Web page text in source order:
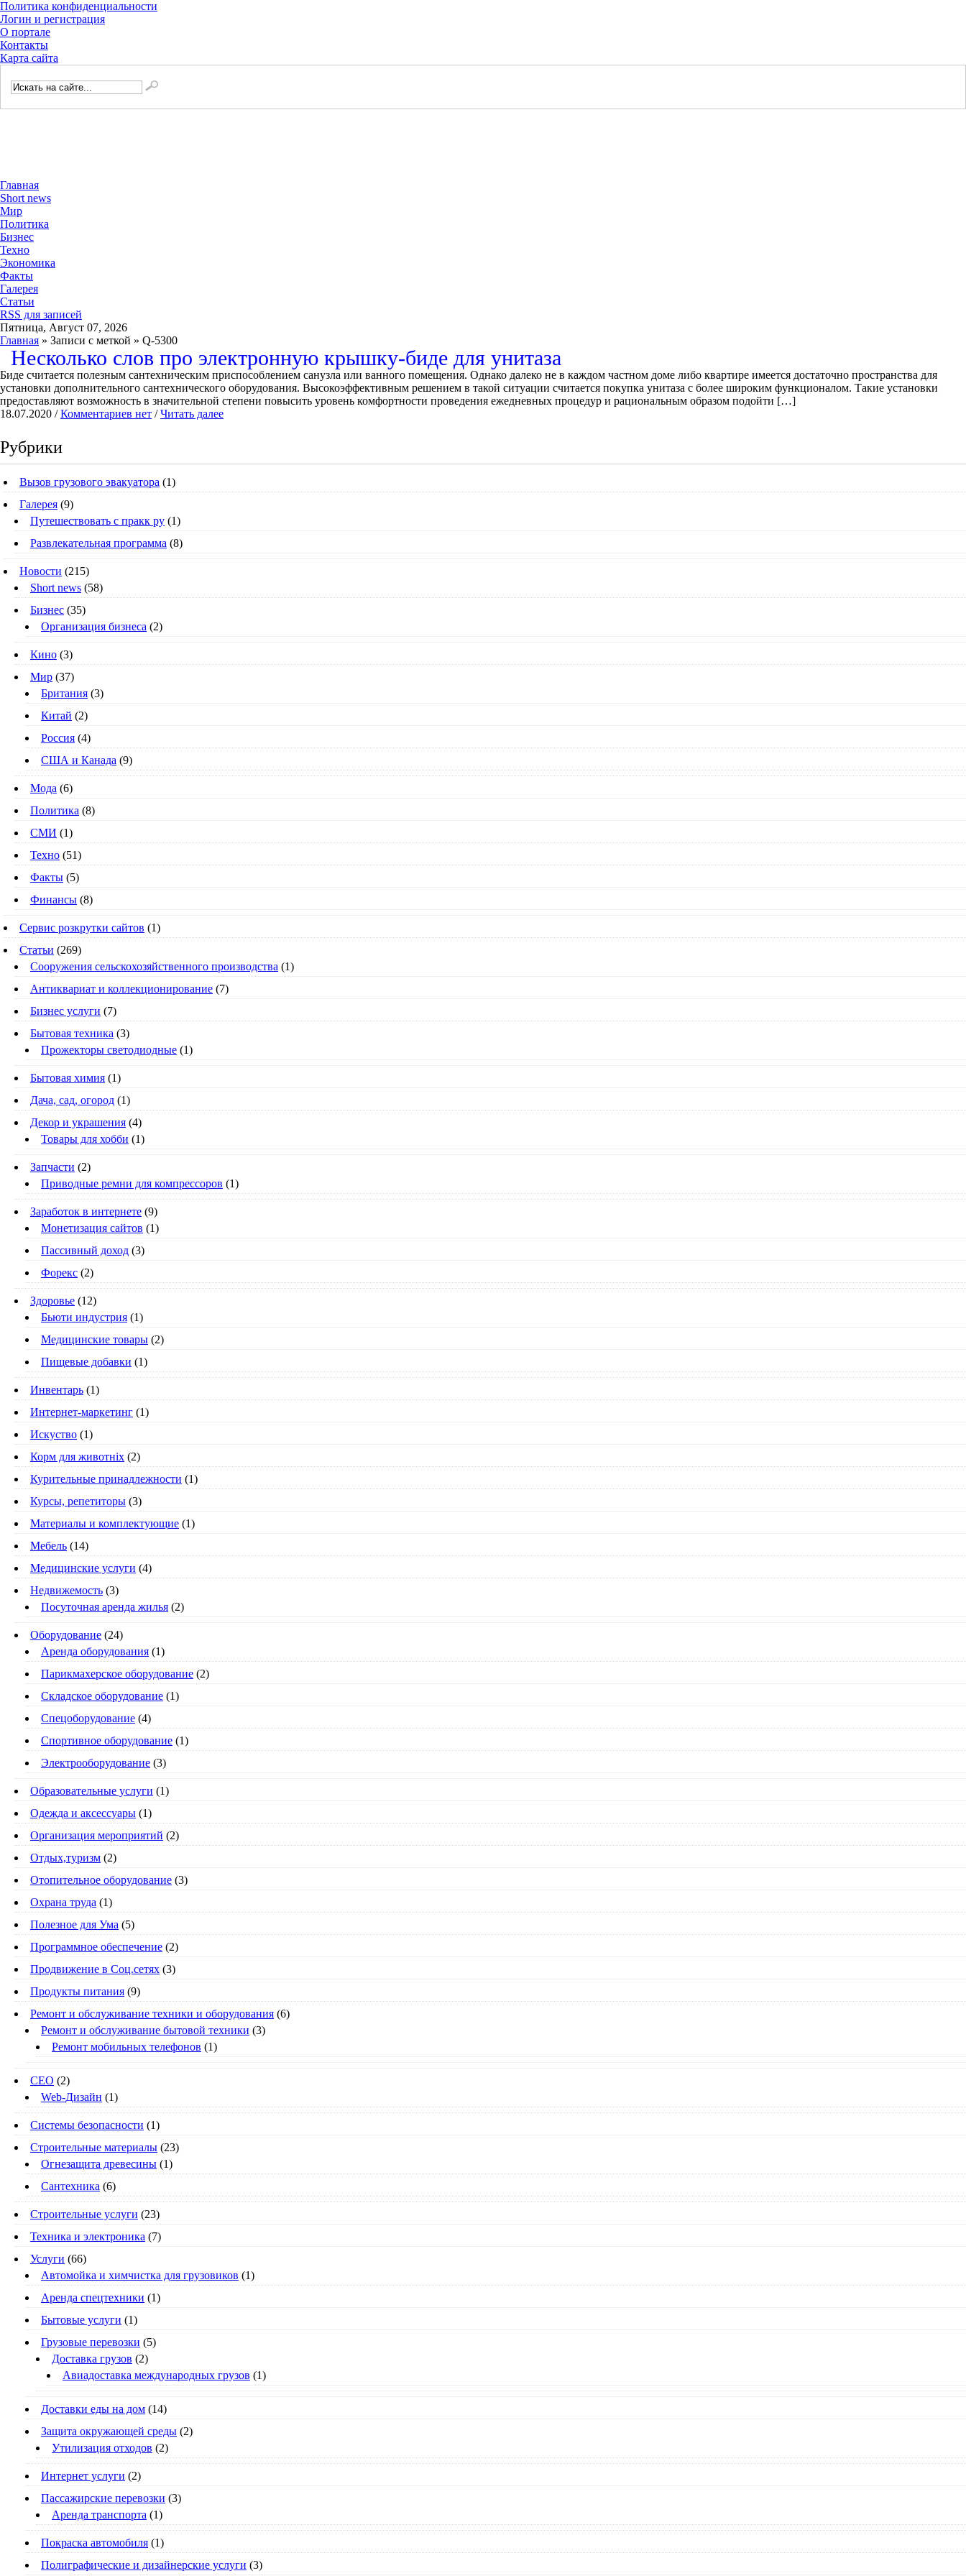
Политика конфиденциальности
Логин и регистрация
О портале
Контакты
Карта сайта
Главная
Short news
Мир
Политика
Бизнес
Техно
Экономика
Факты
Галерея
Статьи
RSS для записей
Пятница, Август 07, 2026
Главная » Записи с меткой » Q-5300
Несколько слов про электронную крышку-биде для унитаза
Биде считается полезным сантехническим приспособлением санузла или ванного помещения. Однако далеко не в каждом частном доме либо квартире имеется достаточно пространства для
установки дополнительного сантехнического оборудования. Высокоэффективным решением в такой ситуации считается покупка унитаза с более широким функционалом. Такие установки
предоставляют возможность в значительной степени повысить уровень комфортности проведения ежедневных процедур и рациональным образом подойти […]
18.07.2020 /Комментариев нет /Читать далее
Рубрики
Вызов грузового эвакуатора (1)
Галерея (9)
Путешествовать с пракк ру (1)
Развлекательная программа (8)
Новости (215)
Short news (58)
Бизнес (35)
Организация бизнеса (2)
Кино (3)
Мир (37)
Британия (3)
Китай (2)
Россия (4)
США и Канада (9)
Мода (6)
Политика (8)
СМИ (1)
Техно (51)
Факты (5)
Финансы (8)
Сервис розкрутки сайтов (1)
Статьи (269)
Cооружения сельскохозяйственного производства (1)
Антиквариат и коллекционирование (7)
Бизнес услуги (7)
Бытовая техника (3)
Прожекторы светодиодные (1)
Бытовая химия (1)
Дача, сад, огород (1)
Декор и украшения (4)
Товары для хобби (1)
Запчасти (2)
Приводные ремни для компрессоров (1)
Заработок в интернете (9)
Монетизация сайтов (1)
Пассивный доход (3)
Форекс (2)
Здоровье (12)
Бьюти индустрия (1)
Медицинские товары (2)
Пищевые добавки (1)
Инвентарь (1)
Интернет-маркетинг (1)
Искуство (1)
Корм для животніх (2)
Курительные принадлежности (1)
Курсы, репетиторы (3)
Материалы и комплектующие (1)
Мебель (14)
Медицинские услуги (4)
Недвижемость (3)
Посуточная аренда жилья (2)
Оборудование (24)
Аренда оборудования (1)
Парикмахерское оборудование (2)
Складское оборудование (1)
Спецоборудование (4)
Спортивное оборудование (1)
Электрооборудование (3)
Образовательные услуги (1)
Одежда и аксессуары (1)
Организация мероприятий (2)
Отдых,туризм (2)
Отопительное оборудование (3)
Охрана труда (1)
Полезное для Ума (5)
Программное обеспечение (2)
Продвижение в Соц.сетях (3)
Продукты питания (9)
Ремонт и обслуживание техники и оборудования (6)
Ремонт и обслуживание бытовой техники (3)
Ремонт мобильных телефонов (1)
СЕО (2)
Web-Дизайн (1)
Системы безопасности (1)
Строительные материалы (23)
Огнезащита древесины (1)
Сантехника (6)
Строительные услуги (23)
Техника и электроника (7)
Услуги (66)
Автомойка и химчистка для грузовиков (1)
Аренда спецтехники (1)
Бытовые услуги (1)
Грузовые перевозки (5)
Доставка грузов (2)
Авиадоставка международных грузов (1)
Доставки еды на дом (14)
Защита окружающей среды (2)
Утилизация отходов (2)
Интернет услуги (2)
Пассажирские перевозки (3)
Аренда транспорта (1)
Покраска автомобиля (1)
Полиграфические и дизайнерские услуги (3)